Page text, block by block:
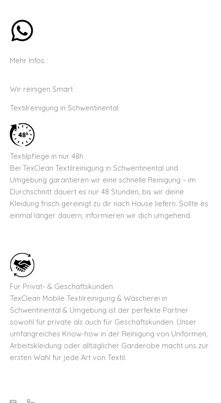
Mehr Infos
Wir reinigen Smart
Textilreinigung in Schwentinental
Textilpflege in nur 48h
Bei TexClean Textilreinigung in Schwentinental und
Umgebung garantieren wir eine schnelle Reinigung – im
Durchschnitt dauert es nur 48 Stunden, bis wir deine
Kleidung frisch gereinigt zu dir nach Hause liefern. Sollte es
einmal länger dauern, informieren wir dich umgehend.
Für Privat- & Geschäftskunden
TexClean Mobile Textilreinigung & Wäscherei in
Schwentinental & Umgebung ist der perfekte Partner
sowohl für private als auch für Geschäftskunden. Unser
umfangreiches Know-how in der Reinigung von Uniformen,
Arbeitskleidung oder alltäglicher Garderobe macht uns zur
ersten Wahl für jede Art von Textil.